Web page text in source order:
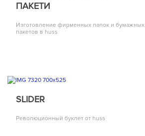
ПАКЕТИ
Изготовление фирменных папок и бумажных
пакетов в huss
SLIDER
Революционный буклет от huss